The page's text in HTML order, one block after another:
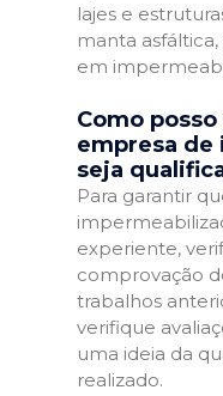
lajes e
manta
em
Como
empresa de
seja
Para garantir
experiente,
comprovação
trabalhos
verifique
uma ideia da
realizado.